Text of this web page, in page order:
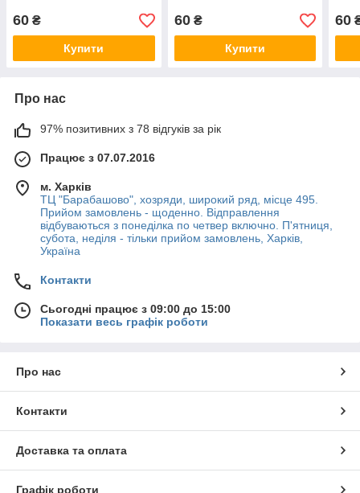
60 ₴
Купити
60₴
Купити
60
Про нас
97% позитивних з 78 відгуків за рік
Працює з 07.07.2016
м. Харків
ТЦ "Барабашово", хозряди, широкий ряд, місце 495.
Прийом замовлень - щоденно. Відправлення
відбуваються з понеділка по четвер включно. П'ятниця,
субота, неділя - тільки прийом замовлень, Харків,
Україна
Контакти
Сьогодні працює з 09:00 до 15:00
Показати весь графік роботи
Про нас
Контакти
Доставка та оплата
Графік роботи